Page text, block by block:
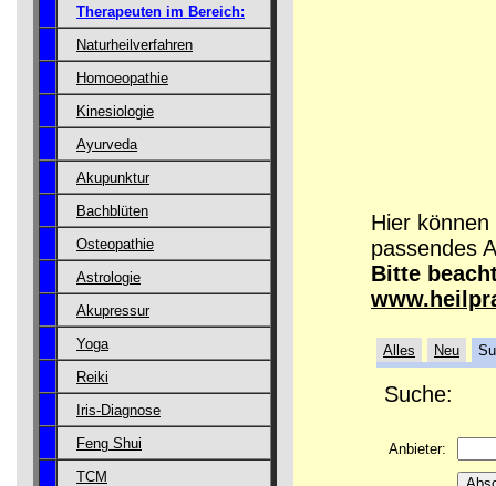
Therapeuten im Bereich:
Naturheilverfahren
Homoeopathie
Kinesiologie
Ayurveda
Akupunktur
Bachblüten
Osteopathie
Astrologie
Akupressur
Yoga
Reiki
Iris-Diagnose
Feng Shui
TCM
Hier
passendes
Bitte
Alles Neu
Suche:
Anbieter: